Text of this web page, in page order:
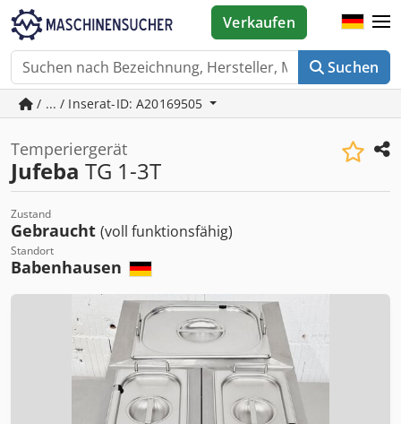
Suchen
Verkaufen
/ ... / Inserat-ID: A20169505
Temperiergerät
Jufeba TG 1-3T
Zustand
Gebraucht (voll funktionsfähig)
Standort
Babenhausen